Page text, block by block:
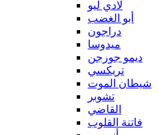
لادي ليو
أبو الغضب
دراجون
ميدوسا
ديمو جورجن
تريكسي
شيطان الموت
تشوبر
القاضي
فاتنة القلوب